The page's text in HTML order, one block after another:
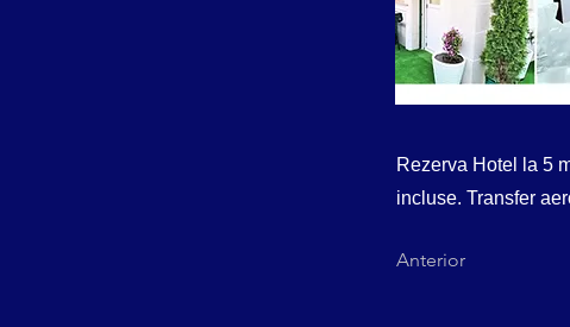
Rezerva Hotel la 5
incluse. Transfer
Anterior